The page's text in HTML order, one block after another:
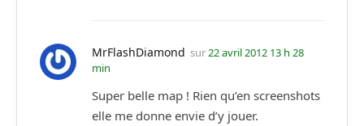
MrFlashDiamond sur22 avril 2012 13 h 28
min
Super belle map ! Rien qu’en screenshots
elle me donne envie d’y jouer.